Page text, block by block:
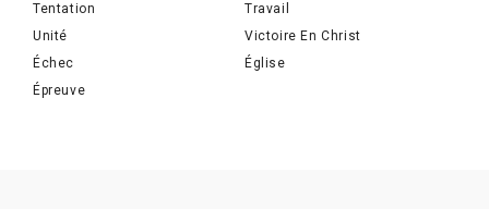
Tentation
Travail
Unité
Victoire En Christ
Échec
Église
Épreuve